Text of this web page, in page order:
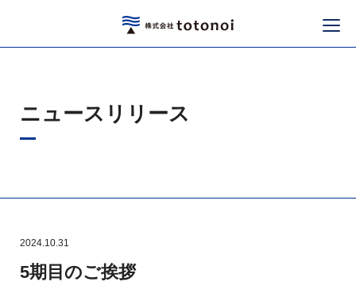
ニュースリリース
2024.10.31
5期目のご挨拶